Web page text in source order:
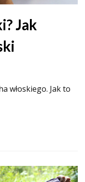
Jak
włoskiego. Jak to